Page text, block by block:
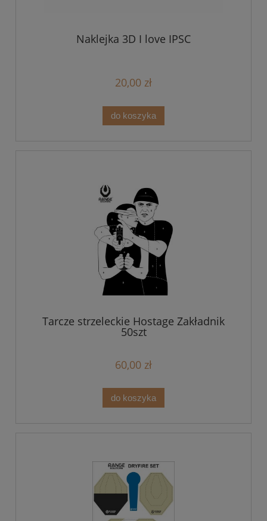
Naklejka 3D I love IPSC
20,00 zł
do koszyka
Tarcze strzeleckie Hostage Zakładnik
50szt
60,00 zł
do koszyka